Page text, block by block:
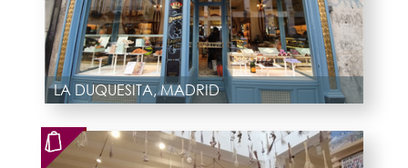
LA DUQUESITA, MADRID